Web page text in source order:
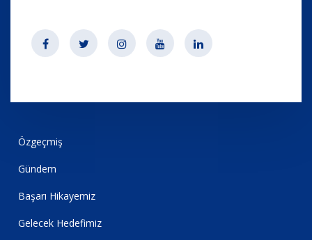
Özgeçmiş
Gündem
Başarı Hikayemiz
Gelecek Hedefimiz